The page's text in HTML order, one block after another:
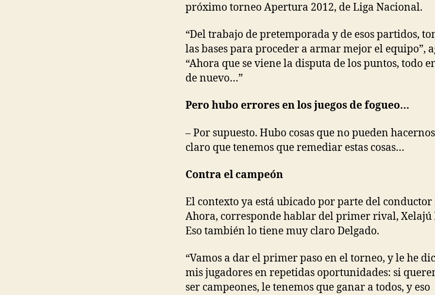
próximo torneo Apertura 2012, de Liga Nacional.
“Del trabajo de pretemporada y de esos partidos,
las bases para proceder a armar mejor el equipo”,
“Ahora que se viene la disputa de los puntos, todo
de nuevo…”
Pero hubo errores en los juegos de fogueo…
– Por supuesto. Hubo cosas que no pueden
claro que tenemos que remediar estas cosas…
Contra el campeón
El contexto ya está ubicado por parte del
Ahora, corresponde hablar del primer rival, Xelajú
Eso también lo tiene muy claro Delgado.
“Vamos a dar el primer paso en el torneo, y le he
mis jugadores en repetidas oportunidades: si
ser campeones, le tenemos que ganar a todos, y eso